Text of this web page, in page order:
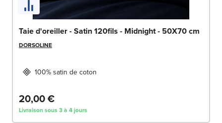
Taie d'oreiller - Satin 120fils - Midnight - 50X70 cm
DORSOLINE
100% satin de coton
20,00 €
Livraison sous 3 à 4 jours